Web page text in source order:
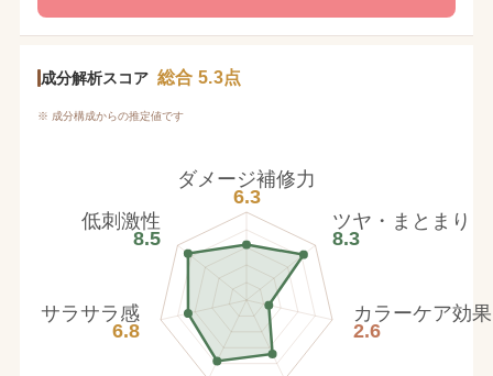
成分解析スコア 総合 5.3点
※ 成分構成からの推定値です
ダメージ補修力
6.3
ツヤ・まとまり
8.3
カラーケア効果
2.6
サラサラ感
6.8
低刺激性
8.5